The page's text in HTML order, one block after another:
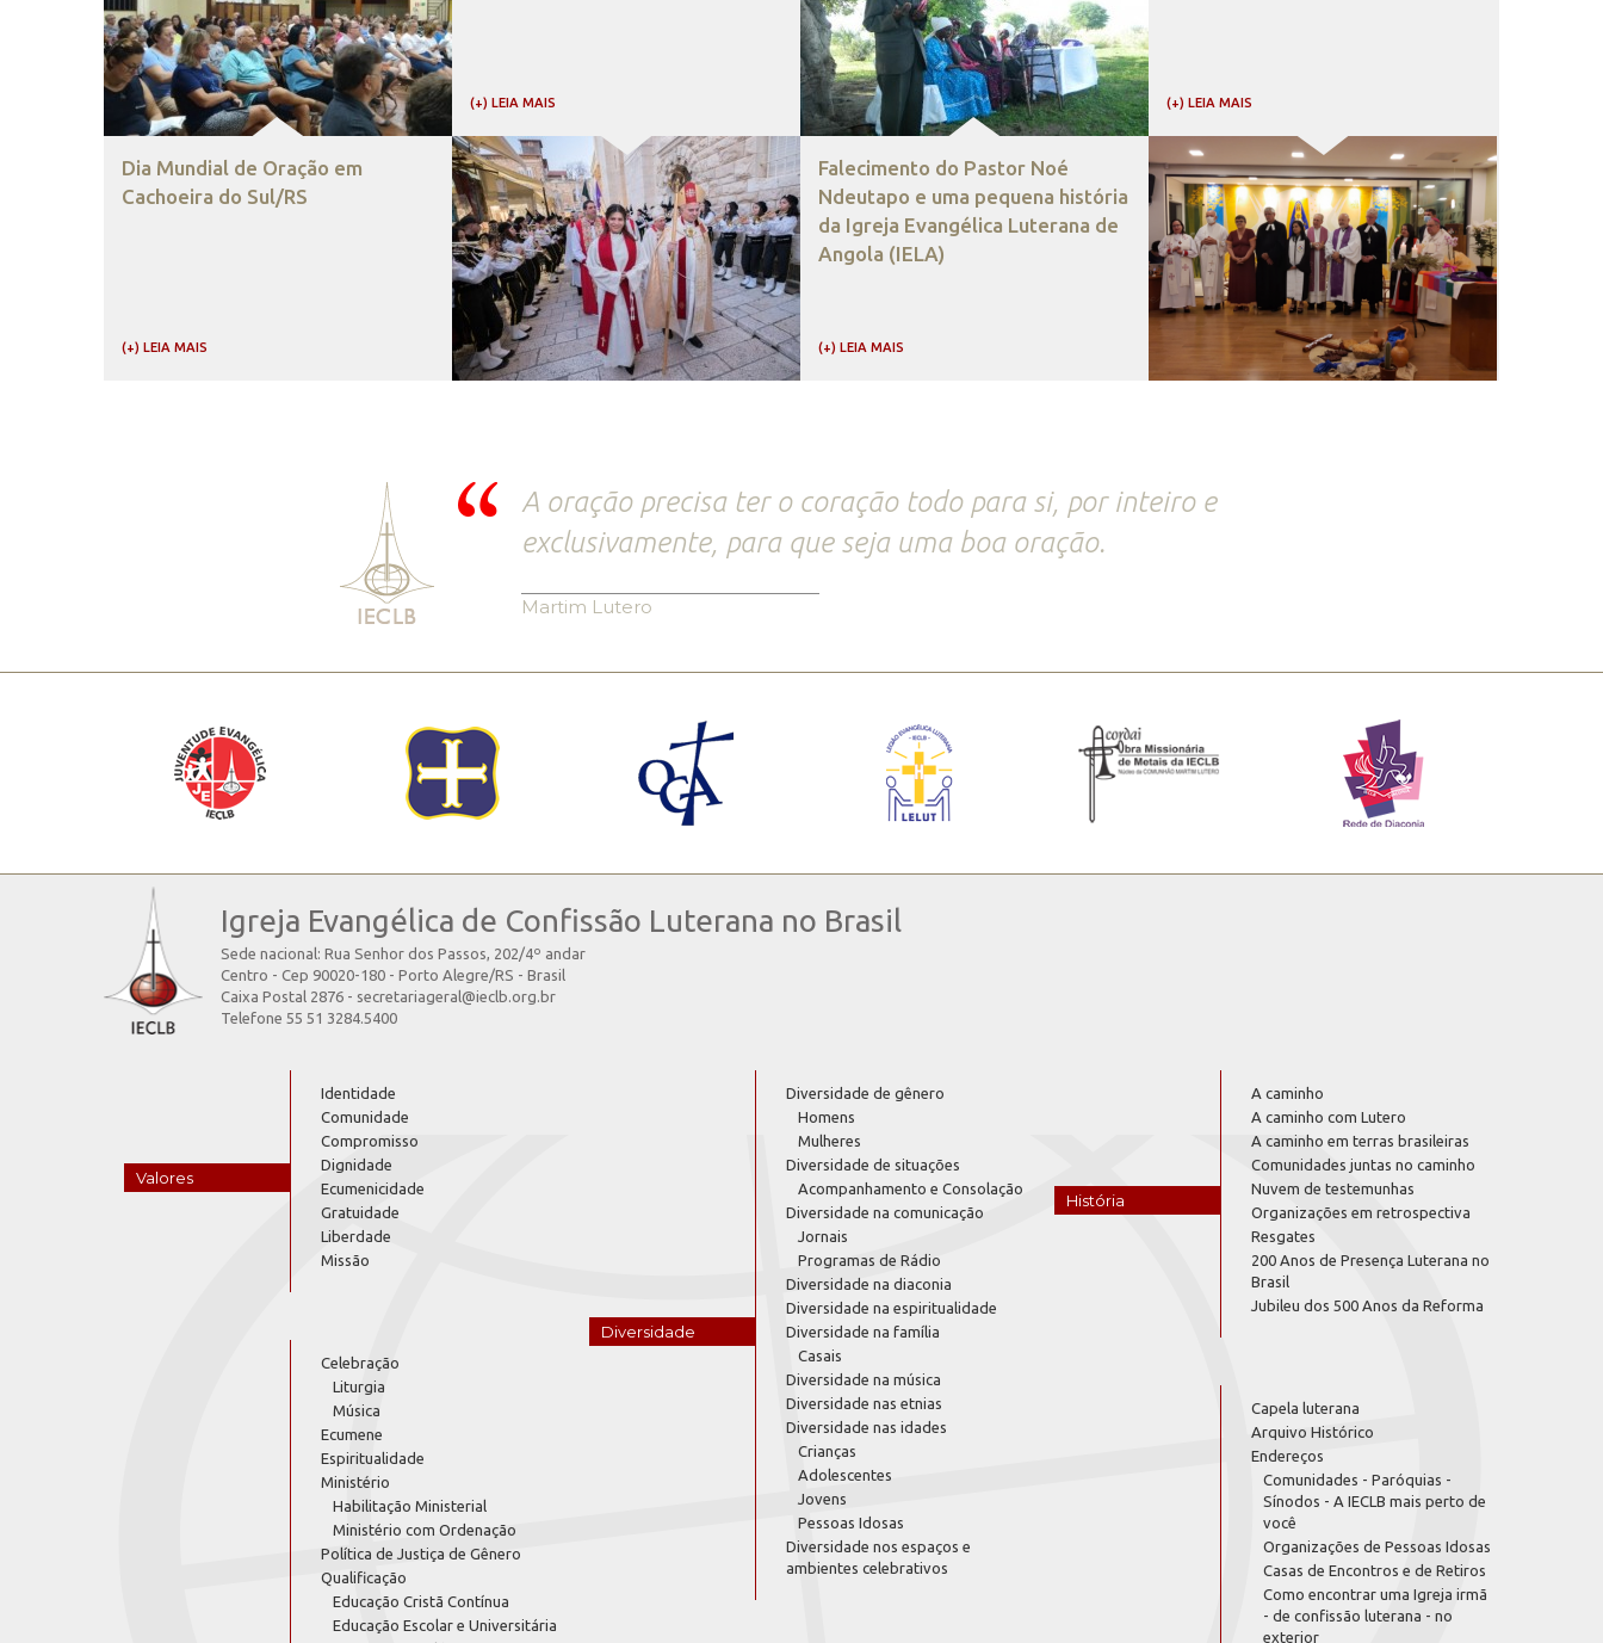
Dia Mundial de Oração em
Cachoeira do Sul/RS
(+) LEIA MAIS
(+) LEIA MAIS
Falecimento do Pastor Noé
Ndeutapo e uma pequena história
da Igreja Evangélica Luterana de
Angola (IELA)
(+) LEIA MAIS
(+) LEIA MAIS
A oração precisa ter o coração todo para si, por inteiro e
exclusivamente, para que seja uma boa oração.
Martim Lutero
Igreja Evangélica de Confissão Luterana no Brasil
Sede nacional: Rua Senhor dos Passos, 202/4º andar
Centro - Cep 90020-180 - Porto Alegre/RS - Brasil
Caixa Postal 2876 - secretariageral@ieclb.org.br
Telefone 55 51 3284.5400
Valores
Identidade
Comunidade
Compromisso
Dignidade
Ecumenicidade
Gratuidade
Liberdade
Missão
Celebração
Liturgia
Música
Ecumene
Espiritualidade
Ministério
Habilitação Ministerial
Ministério com Ordenação
Política de Justiça de Gênero
Qualificação
Educação Cristã Contínua
Educação Escolar e Universitária
Diversidade
Diversidade de gênero
Homens
Mulheres
Diversidade de situações
Acompanhamento e Consolação
Diversidade na comunicação
Jornais
Programas de Rádio
Diversidade na diaconia
Diversidade na espiritualidade
Diversidade na família
Casais
Diversidade na música
Diversidade nas etnias
Diversidade nas idades
Crianças
Adolescentes
Jovens
Pessoas Idosas
Diversidade nos espaços e
ambientes celebrativos
História
A caminho
A caminho com Lutero
A caminho em terras brasileiras
Comunidades juntas no caminho
Nuvem de testemunhas
Organizações em retrospectiva
Resgates
200 Anos de Presença Luterana no
Brasil
Jubileu dos 500 Anos da Reforma
Capela luterana
Arquivo Histórico
Endereços
Comunidades - Paróquias -
Sínodos - A IECLB mais perto de
você
Organizações de Pessoas Idosas
Casas de Encontros e de Retiros
Como encontrar uma Igreja irmã
- de confissão luterana - no
exterior